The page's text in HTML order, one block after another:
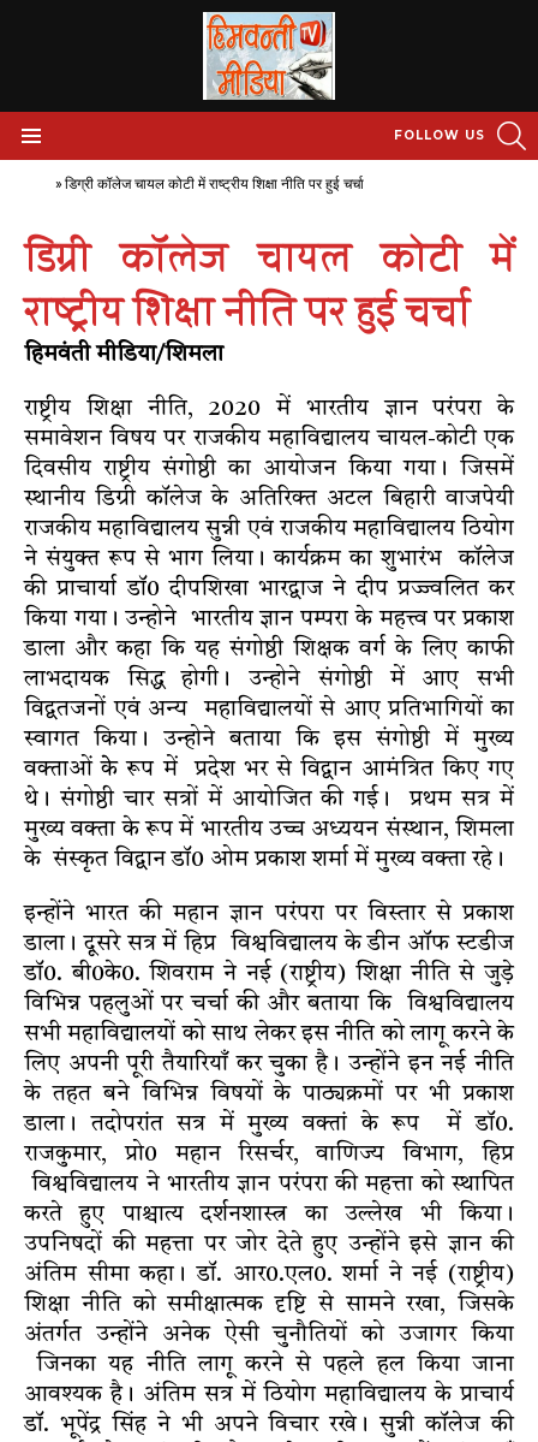
FOLLOW US
» डिग्री कॉलेज चायल कोटी में राष्ट्रीय शिक्षा नीति पर हुई चर्चा
डिग्री कॉलेज चायल कोटी में
राष्ट्रीय शिक्षा नीति पर हुई चर्चा
हिमवंती मीडिया/शिमला
राष्ट्रीय शिक्षा नीति, 2020 में भारतीय ज्ञान परंपरा के
समावेशन विषय पर राजकीय महाविद्यालय चायल-कोटी एक
दिवसीय राष्ट्रीय संगोष्ठी का आयोजन किया गया। जिसमें
स्थानीय डिग्री कॉलेज के अतिरिक्त अटल बिहारी वाजपेयी
राजकीय महाविद्यालय सुन्नी एवं राजकीय महाविद्यालय ठियोग
ने संयुक्त रूप से भाग लिया। कार्यक्रम का शुभारंभ कॉलेज
की प्राचार्या डॉ0 दीपशिखा भारद्वाज ने दीप प्रज्ज्वलित कर
किया गया। उन्होने भारतीय ज्ञान पम्परा के महत्त्व पर प्रकाश
डाला और कहा कि यह संगोष्ठी शिक्षक वर्ग के लिए काफी
लाभदायक सिद्ध होगी। उन्होने संगोष्ठी में आए सभी
विद्वतजनों एवं अन्य महाविद्यालयों से आए प्रतिभागियों का
स्वागत किया। उन्होने बताया कि इस संगोष्ठी में मुख्य
वक्ताओं केे रूप में प्रदेश भर से विद्वान आमंत्रित किए गए
थे। संगोष्ठी चार सत्रों में आयोजित की गई। प्रथम सत्र में
मुख्य वक्ता के रूप में भारतीय उच्च अध्ययन संस्थान, शिमला
के संस्कृत विद्वान डॉ0 ओम प्रकाश शर्मा में मुख्य वक्ता रहे।
इन्होंने भारत की महान ज्ञान परंपरा पर विस्तार से प्रकाश
डाला। दूसरे सत्र में हिप्र विश्वविद्यालय के डीन ऑफ स्टडीज
डॉ0. बी0के0. शिवराम ने नई (राष्ट्रीय) शिक्षा नीति से जुड़े
विभिन्न पहलुओं पर चर्चा की और बताया कि विश्वविद्यालय
सभी महाविद्यालयों को साथ लेकर इस नीति को लागू करने के
लिए अपनी पूरी तैयारियाँ कर चुका है। उन्होंने इन नई नीति
के तहत बने विभिन्न विषयों के पाठ्यक्रमों पर भी प्रकाश
डाला। तदोपरांत सत्र में मुख्य वक्तां के रूप में डॉ0.
राजकुमार, प्रो0 महान रिसर्चर, वाणिज्य विभाग, हिप्र
विश्वविद्यालय ने भारतीय ज्ञान परंपरा की महत्ता को स्थापित
करते हुए पाश्चात्य दर्शनशास्त्र का उल्लेख भी किया।
उपनिषदों की महत्ता पर जोर देते हुए उन्होंने इसे ज्ञान की
अंतिम सीमा कहा। डॉ. आर0.एल0. शर्मा ने नई (राष्ट्रीय)
शिक्षा नीति को समीक्षात्मक दृष्टि से सामने रखा, जिसके
अंतर्गत उन्होंने अनेक ऐसी चुनौतियों को उजागर किया
जिनका यह नीति लागू करने से पहले हल किया जाना
आवश्यक है। अंतिम सत्र में ठियोग महाविद्यालय के प्राचार्य
डॉ. भूपेंद्र सिंह ने भी अपने विचार रखे। सुन्नी कॉलेज की